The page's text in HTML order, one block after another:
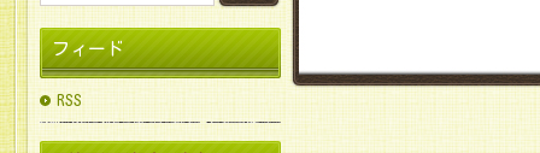
フィード
RSS